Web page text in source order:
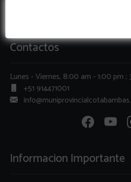
Contactos
Lunes - Viernes, 8:00 am - 1:00 pm
+51 914471001
Informacion Importante